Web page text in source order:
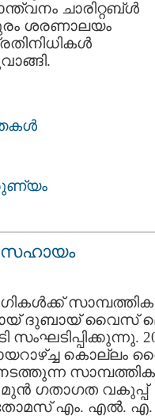
ചാരിറ്റബ്‌ള്‍
ശരണാലയം
സഹായം
സാമ്പത്തിക
ദുബായ് വൈസ്
കൊല്ലം
സാമ്പത്തിക
മുന്‍ ഗതാഗത വകുപ്പ്
തോമസ് എം. എല്‍. എ.